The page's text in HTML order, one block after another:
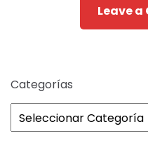
Leave
Categorías